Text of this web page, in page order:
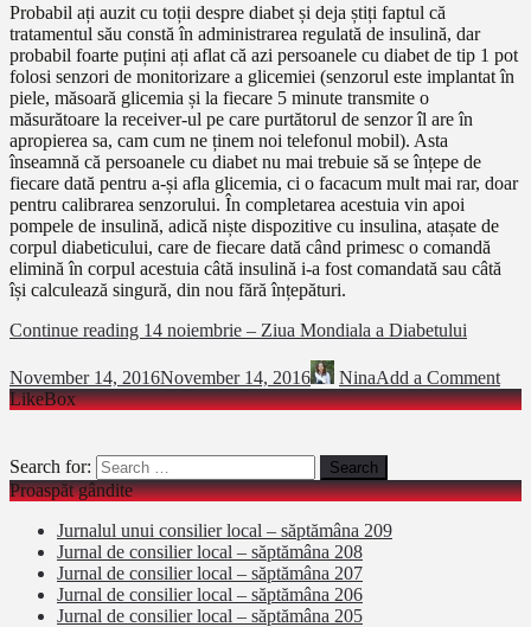
Probabil ați auzit cu toții despre diabet și deja știți faptul că
tratamentul său constă în administrarea regulată de insulină, dar
probabil foarte puțini ați aflat că azi persoanele cu diabet de tip 1 pot
folosi senzori de monitorizare a glicemiei (senzorul este implantat în
piele, măsoară glicemia și la fiecare 5 minute transmite o
măsurătoare la receiver-ul pe care purtătorul de senzor îl are în
apropierea sa, cam cum ne ținem noi telefonul mobil). Asta
înseamnă că persoanele cu diabet nu mai trebuie să se înțepe de
fiecare dată pentru a-și afla glicemia, ci o facacum mult mai rar, doar
pentru calibrarea senzorului. În completarea acestuia vin apoi
pompele de insulină, adică niște dispozitive cu insulina, atașate de
corpul diabeticului, care de fiecare dată când primesc o comandă
elimină în corpul acestuia câtă insulină i-a fost comandată sau câtă
își calculează singură, din nou fără înțepături.
Continue reading 14 noiembrie – Ziua Mondiala a Diabetului
November 14, 2016November 14, 2016 NinaAdd a Comment
LikeBox
Search for:
Proaspăt gândite
Jurnalul unui consilier local – săptămâna 209
Jurnal de consilier local – săptămâna 208
Jurnal de consilier local – săptămâna 207
Jurnal de consilier local – săptămâna 206
Jurnal de consilier local – săptămâna 205